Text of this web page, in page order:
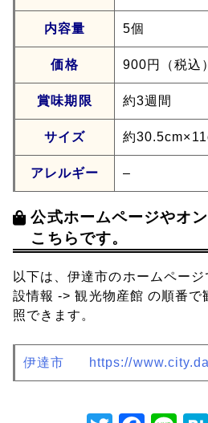
内容量 5個
価格 900円（税込
賞味期限 約3週間
サイズ 約
アレルギー –
公式ホームページやオ
こちらです。
以下は、伊達市のホームペー
設情報 -> 観光物産館 の順番で
照できます。
伊達市 https://